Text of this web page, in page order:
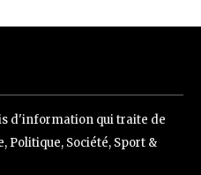
d'information qui traite de
Politique, Société, Sport &